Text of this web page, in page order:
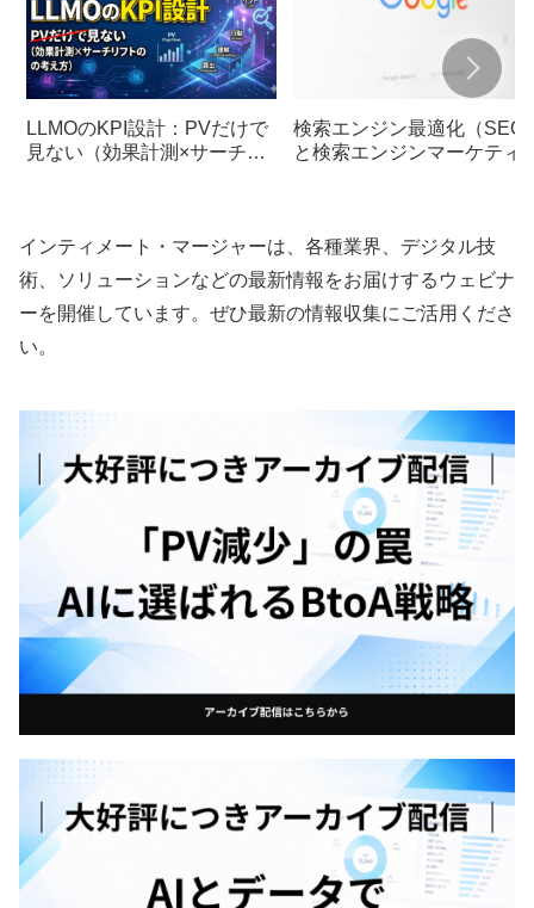
LLMOのKPI設計：PVだけで
見ない（効果計測×サーチリ
検索エンジン最適化（SEO
と検索エンジンマーケティ
インティメート・マージャーは、各種業界、デジタル技
術、ソリューションなどの最新情報をお届けするウェビナ
ーを開催しています。ぜひ最新の情報収集にご活用くださ
い。